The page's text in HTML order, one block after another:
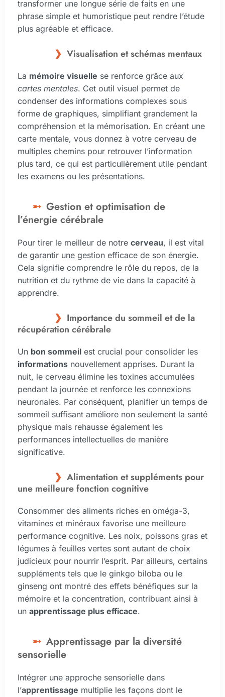
transformer une longue série de faits en une
phrase simple et humoristique peut rendre l’étude
plus agréable et efficace.
Visualisation et schémas mentaux
La mémoire visuelle se renforce grâce aux
cartes mentales. Cet outil visuel permet de
condenser des informations complexes sous
forme de graphiques, simplifiant grandement la
compréhension et la mémorisation. En créant une
carte mentale, vous donnez à votre cerveau de
multiples chemins pour retrouver l’information
plus tard, ce qui est particulièrement utile pendant
les examens ou les présentations.
Gestion et optimisation de
l’énergie cérébrale
Pour tirer le meilleur de notre cerveau, il est vital
de garantir une gestion efficace de son énergie.
Cela signifie comprendre le rôle du repos, de la
nutrition et du rythme de vie dans la capacité à
apprendre.
Importance du sommeil et de la
récupération cérébrale
Un bon sommeil est crucial pour consolider les
informations nouvellement apprises. Durant la
nuit, le cerveau élimine les toxines accumulées
pendant la journée et renforce les connexions
neuronales. Par conséquent, planifier un temps de
sommeil suffisant améliore non seulement la santé
physique mais rehausse également les
performances intellectuelles de manière
significative.
Alimentation et suppléments pour
une meilleure fonction cognitive
Consommer des aliments riches en oméga-3,
vitamines et minéraux favorise une meilleure
performance cognitive. Les noix, poissons gras et
légumes à feuilles vertes sont autant de choix
judicieux pour nourrir l’esprit. Par ailleurs, certains
suppléments tels que le ginkgo biloba ou le
ginseng ont montré des effets bénéfiques sur la
mémoire et la concentration, contribuant ainsi à
un apprentissage plus efficace.
Apprentissage par la diversité
sensorielle
Intégrer une approche sensorielle dans
l’apprentissage multiplie les façons dont le